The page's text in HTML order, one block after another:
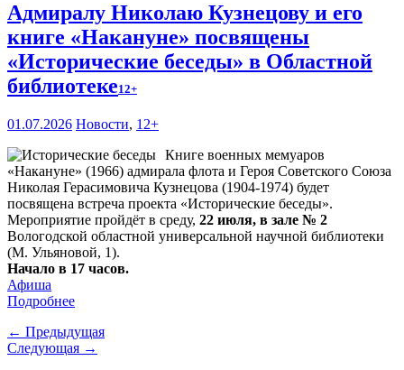
Адмиралу Николаю Кузнецову и его
книге «Накануне» посвящены
«Исторические беседы» в Областной
библиотеке12+
01.07.2026 Новости, 12+
Книге военных мемуаров
«Накануне» (1966) адмирала флота и Героя Советского Союза
Николая Герасимовича Кузнецова (1904-1974) будет
посвящена встреча проекта «Исторические беседы».
Мероприятие пройдёт в среду, 22 июля, в зале № 2
Вологодской областной универсальной научной библиотеки
(М. Ульяновой, 1).
Начало в 17 часов.
Афиша
Подробнее
← Предыдущая
Следующая →